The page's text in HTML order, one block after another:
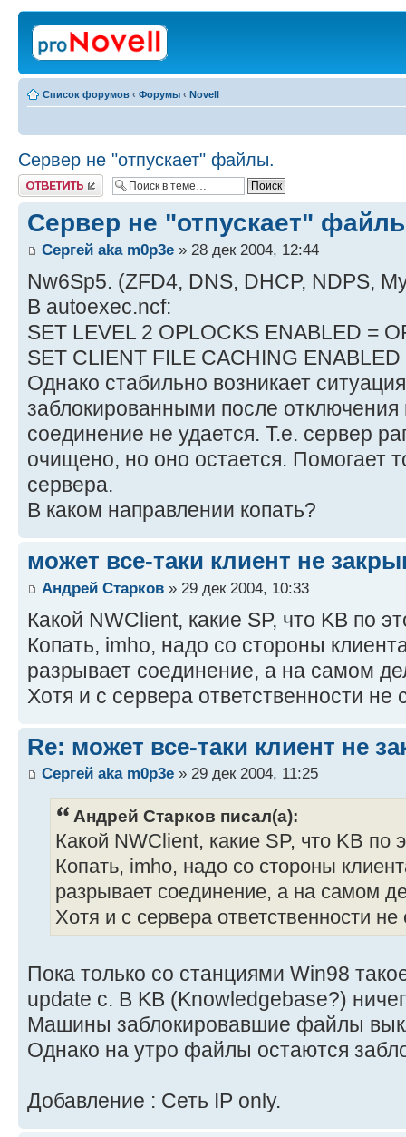
Список форумов ‹ Форумы ‹ Novell
Сервер не "отпускает" файлы.
Ответить
Сервер не "отпускает"
Сергей aka m0p3e » 28 дек 2004, 12:44
Nw6Sp5. (ZFD4, DNS, DHCP, NDPS,
В autoexec.ncf:
SET LEVEL 2 OPLOCKS ENABLED =
SET CLIENT FILE CACHING ENABLED
Однако стабильно возникает
заблокированными после отключения
соединение не удается. Т.е. сервер
очищено, но оно остается. Помогает
сервера.
В каком направлении копать?
может все-таки клиент не
Андрей Старков » 29 дек 2004, 10:33
Какой NWClient, какие SP, что KB по
Копать, imho, надо со стороны
разрывает соединение, а на самом
Хотя и с сервера ответственности
Re: может все-таки клиент не
Сергей aka m0p3e » 29 дек 2004, 11:25
Андрей Старков писал(а):
Какой NWClient, какие SP, что KB по
Копать, imho, надо со стороны
разрывает соединение, а на самом
Хотя и с сервера ответственности
Пока только со станциями Win98
update c. В KB (Knowledgebase?)
Машины заблокировавшие файлы
Однако на утро файлы остаются
Добавление : Сеть IP only.